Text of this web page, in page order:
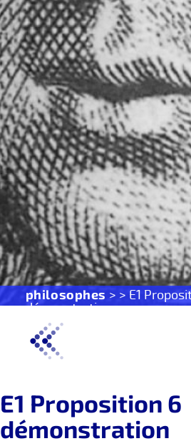
philosophes > > E1
démonstration
E1 Proposition 6
démonstration